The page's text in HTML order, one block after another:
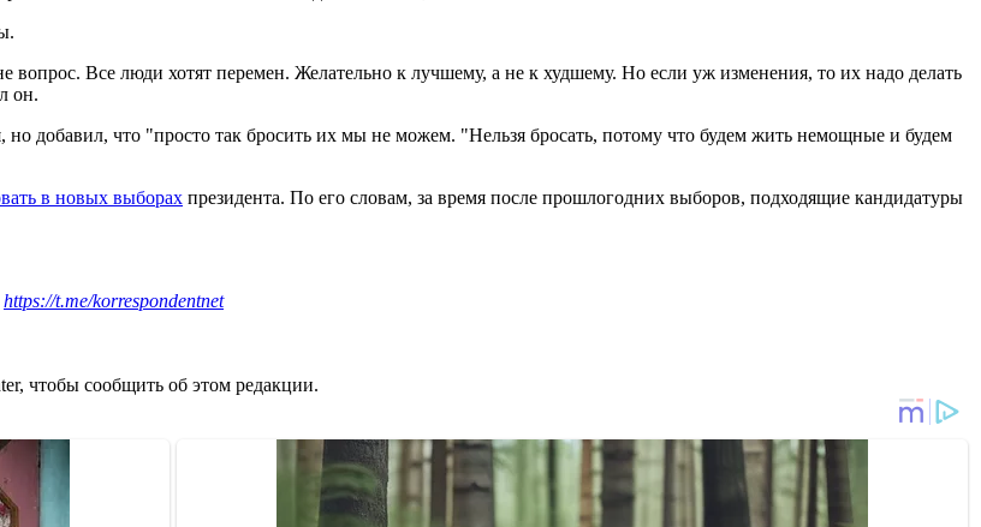
Все люди хотят перемен. Желательно к лучшему, а не к худшему. Но если уж изменения, то их надо делать
он.
добавил, что "просто так бросить их мы не можем. "Нельзя бросать, потому что будем жить немощные и будем
в новых выборах президента. По его словам, за время после прошлогодних выборов, подходящие кандидатуры
https://t.me/korrespondentnet
чтобы сообщить об этом редакции.